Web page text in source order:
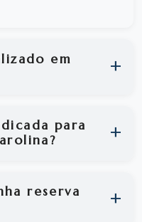
em
para
reserva